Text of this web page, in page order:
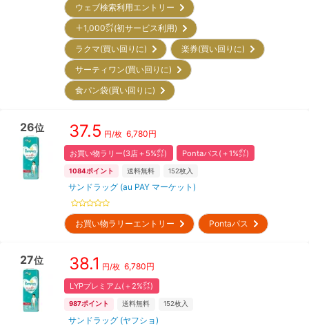
ウェブ検索利用エントリー
＋1,000㌽(初サービス利用)
ラクマ(買い回りに)
楽券(買い回りに)
サーティワン(買い回りに)
食パン袋(買い回りに)
26位 37.5 円/枚 6,780円
お買い物ラリー(3店＋5%㌽) Pontaパス(＋1%㌽)
1084ポイント 送料無料 152枚入
サンドラッグ (au PAY マーケット)
お買い物ラリーエントリー Pontaパス
27位 38.1 円/枚 6,780円
LYPプレミアム(＋2%㌽)
987ポイント 送料無料 152枚入
サンドラッグ (ヤフショ)